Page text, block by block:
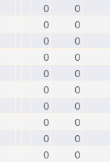
0
0
0
0
0
0
0
0
0
0
0
0
0
0
0
0
0
0
0 0